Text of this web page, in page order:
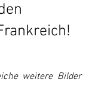
weitere Bilder